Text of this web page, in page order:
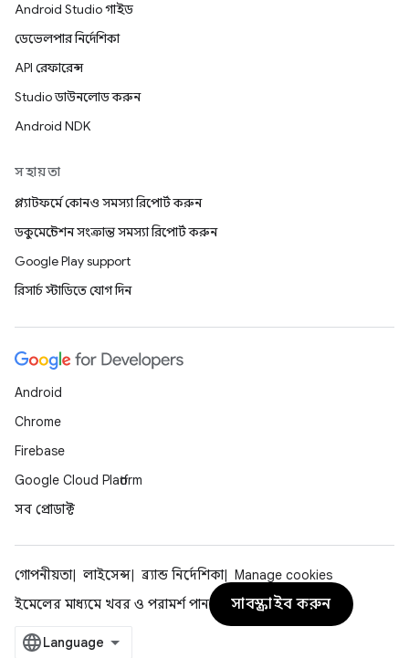
Android Studio গাইড
ডেভেলপার নির্দেশিকা
API রেফারেন্স
Studio ডাউনলোড করুন
Android NDK
সহায়তা
প্ল্যাটফর্মে কোনও সমস্যা রিপোর্ট করুন
ডকুমেন্টেশন সংক্রান্ত সমস্যা রিপোর্ট করুন
Google Play support
রিসার্চ স্টাডিতে যোগ দিন
Android
Chrome
Firebase
Google Cloud Platform
সব প্রোডাক্ট
গোপনীয়তা লাইসেন্স ব্র্যান্ড নির্দেশিকা
Manage cookies
ইমেলের মাধ্যমে খবর ও পরামর্শ পান
সাবস্ক্রাইব করুন